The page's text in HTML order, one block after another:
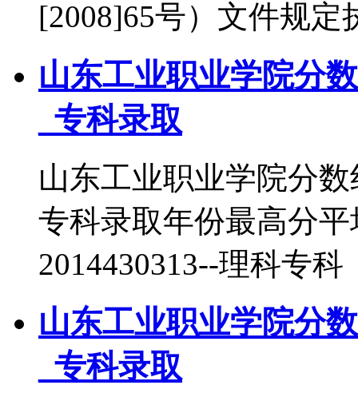
[2008]65号）文件规定
山东工业职业学院分
_专科录取
山东工业职业学院分
专科录取年份最高分
2014430313--理科专科
山东工业职业学院分
_专科录取